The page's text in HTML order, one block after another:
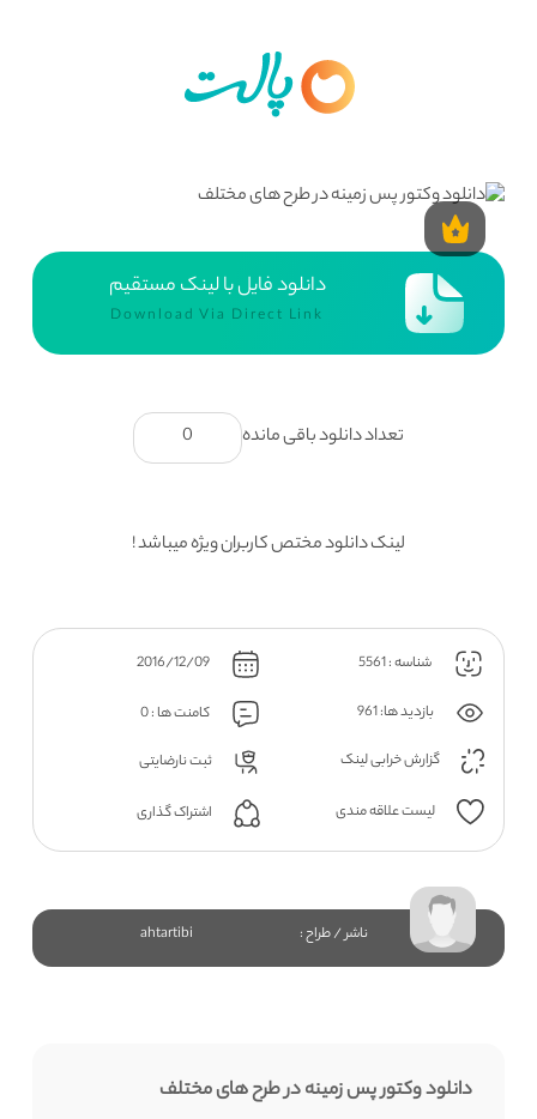
دانلود فایل با لینک مستقیم
Download Via Direct Link
تعداد دانلود باقی مانده 0
لینک دانلود مختص کاربران ویژه میباشد !
شناسه : 5561 2016/12/09
بازدید ها: 961
کامنت ها : 0
گزارش خرابی لینک
ثبت نارضایتی
لیست علاقه مندی اشتراک گذاری
ناشر / طراح : ahtartibi
دانلود وکتور پس زمینه در طرح های مختلف